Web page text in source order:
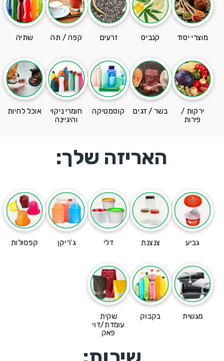
מוצרי יסוד קנביס זרעים קפה / תה שתיה
ירקות /
פירות
בשר / דגים קוסמטיקה
חומרי ניקוי
והיגיינה
אוכל לחיות
האריזה שלך:
גביע צנצנת דלי ג'ריקן קפסולות
מגשית בקבוק
שקית
עומדת/דוי
פאק